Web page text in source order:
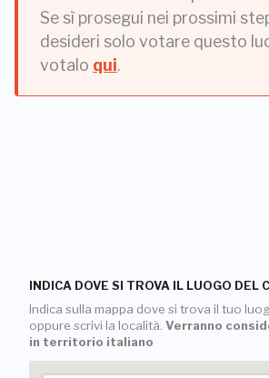
Se sì prosegui nei prossimi
desideri solo votare questo
votalo qui.
INDICA DOVE SI TROVA IL LUOGO DEL
Indica sulla mappa dove si trova il tuo
oppure scrivi la località. Verranno
in territorio italiano